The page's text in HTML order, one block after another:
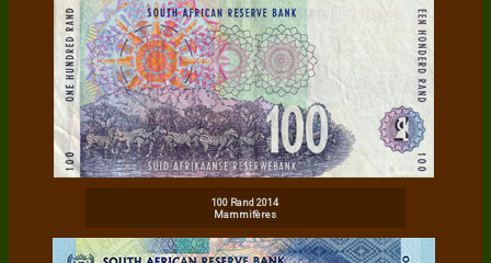
100 Rand 2014
Mammifères